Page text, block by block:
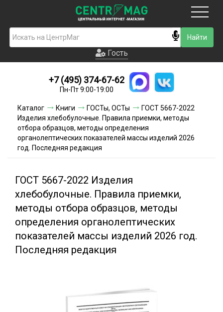
Гость
Новинки
Условия доставки
Условия оплаты
Контакты
Гость
+7 (495) 374-67-62
Пн-Пт 9:00-19:00
Каталог Книги ГОСТы, ОСТы
ГОСТ 5667-2022
Изделия хлебобулочные. Правила приемки, методы
отбора образцов, методы определения
органолептических показателей массы изделий 2026
год. Последняя редакция
ГОСТ 5667-2022 Изделия
хлебобулочные. Правила приемки,
методы отбора образцов, методы
определения органолептических
показателей массы изделий 2026 год.
Последняя редакция